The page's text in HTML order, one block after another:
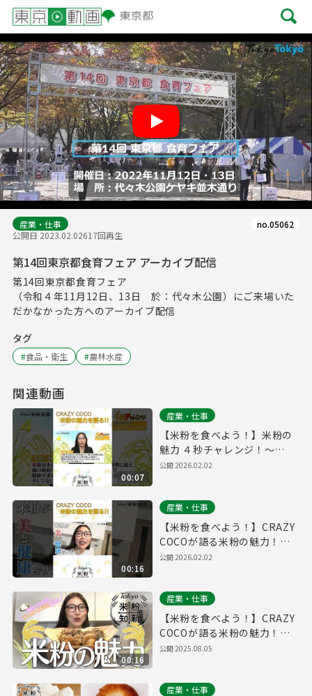
Play
産業・仕事
公開日 2023.02.02617回再生
no.05062
第14回東京都食育フェア アーカイブ配信
第14回東京都食育フェア
（令和４年11月12日、13日 於：代々木公園）にご来場いた
だかなかった方へのアーカイブ配信
タグ
#食品・衛生 #農林水産
関連動画
00:07
産業・仕事
【米粉を食べよう！】米粉の
魅力 ４秒チャレンジ！～
Tokyo 米粉知新キャンペーン
公開2026.02.02
00:16
産業・仕事
【米粉を食べよう！】CRAZY
COCOが語る米粉の魅力！～
Tokyo 米粉知新キャンペーン
公開2026.02.02
00:16
産業・仕事
【米粉を食べよう！】CRAZY
COCOが語る米粉の魅力！～
Tokyo 米粉知新キャンペーン
公開2025.08.05
産業・仕事